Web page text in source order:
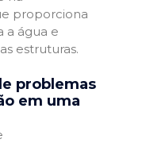
proporciona
a água e
estruturas.
problemas
em uma